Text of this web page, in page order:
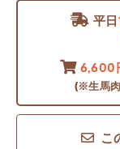
平日
6,600
(※生馬
こ